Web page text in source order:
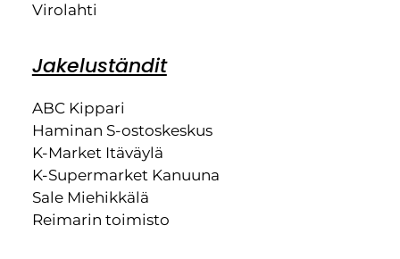
Virolahti
Jakeluständit
ABC Kippari
Haminan S-ostoskeskus
K-Market Itäväylä
K-Supermarket Kanuuna
Sale Miehikkälä
Reimarin toimisto